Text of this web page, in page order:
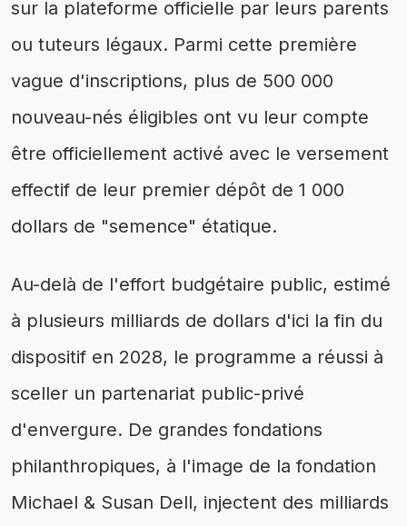
sur la plateforme officielle par leurs parents
ou tuteurs légaux. Parmi cette première
vague d'inscriptions, plus de 500 000
nouveau-nés éligibles ont vu leur compte
être officiellement activé avec le versement
effectif de leur premier dépôt de 1 000
dollars de "semence" étatique.
Au-delà de l'effort budgétaire public, estimé
à plusieurs milliards de dollars d'ici la fin du
dispositif en 2028, le programme a réussi à
sceller un partenariat public-privé
d'envergure. De grandes fondations
philanthropiques, à l'image de la fondation
Michael & Susan Dell, injectent des milliards